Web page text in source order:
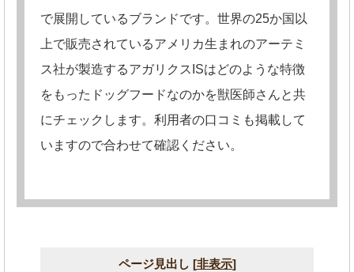
で展開しているブランドです。世界の25か国以
上で販売されているアメリカ生まれのアーテミ
ス社が製造するアガリクスISはどのような特徴
をもったドッグフードなのかを獣医師さんと共
にチェックします。利用者の口コミも掲載して
いますので合わせて確認ください。
ページ見出し [非表示]